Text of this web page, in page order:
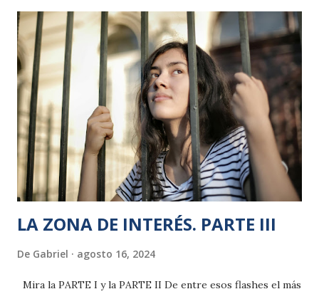
LA ZONA DE INTERÉS. PARTE III
De Gabriel agosto 16, 2024
Mira la PARTE I y la PARTE II De entre esos flashes el más